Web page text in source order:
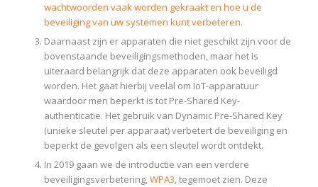
wachtwoorden vaak worden gekraakt en hoe u de
beveiliging van uw systemen kunt verbeteren.
Daarnaast zijn er apparaten die niet geschikt zijn voor de
bovenstaande beveiligingsmethoden, maar het is
uiteraard belangrijk dat deze apparaten ook beveiligd
worden. Het gaat hierbij veelal om IoT-apparatuur
waardoor men beperkt is tot Pre-Shared Key-
authenticatie. Het gebruik van Dynamic Pre-Shared Key
(unieke sleutel per apparaat) verbetert de beveiliging en
beperkt de gevolgen als een sleutel wordt ontdekt.
In 2019 gaan we de introductie van een verdere
beveiligingsverbetering,WPA3, tegemoet zien. Deze